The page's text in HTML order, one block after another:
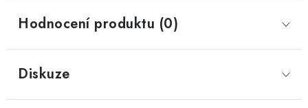
Hodnocení produktu (0)
Diskuze